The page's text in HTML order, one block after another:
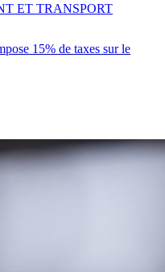
15% de taxes sur le
ET TRANSPORT